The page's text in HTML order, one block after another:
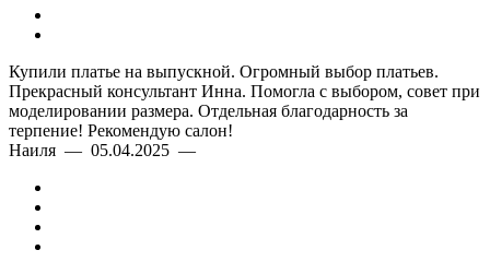
Купили платье на выпускной. Огромный выбор платьев.
Прекрасный консультант Инна. Помогла с выбором, совет при
моделировании размера. Отдельная благодарность за
терпение! Рекомендую салон!
Наиля — 05.04.2025 —